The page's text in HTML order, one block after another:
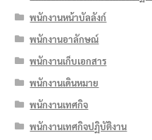
พนักงานหน้าบัลลังก์
พนักงานอาลักษณ์
พนักงานเก็บเอกสาร
พนักงานเดินหมาย
พนักงานเทศกิจ
พนักงานเทศกิจปฏิบัติงาน